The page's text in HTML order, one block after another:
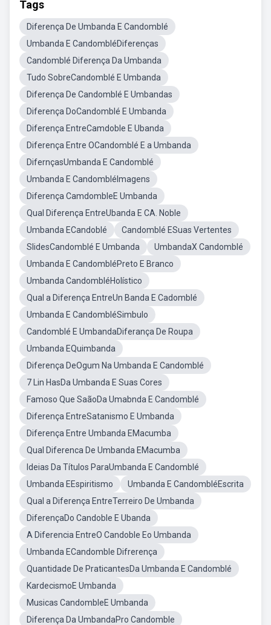
Tags
Diferença De Umbanda E Candomblé
Umbanda E CandombléDiferenças
Candomblé Diferença Da Umbanda
Tudo SobreCandomblé E Umbanda
Diferença De Candomblé E Umbandas
Diferença DoCandomblé E Umbanda
Diferença EntreCamdoble E Ubanda
Diferença Entre OCandomblé E a Umbanda
DifernçasUmbanda E Candomblé
Umbanda E CandombléImagens
Diferença CamdombleE Umbanda
Qual Diferença EntreUbanda E CA. Noble
Umbanda ECandoblé
Candomblé ESuas Vertentes
SlidesCandomblé E Umbanda
UmbandaX Candomblé
Umbanda E CandombléPreto E Branco
Umbanda CandombléHolístico
Qual a Diferença EntreUn Banda E Cadomblé
Umbanda E CandombléSimbulo
Candomblé E UmbandaDiferança De Roupa
Umbanda EQuimbanda
Diferença DeOgum Na Umbanda E Candomblé
7 Lin HasDa Umbanda E Suas Cores
Famoso Que SaãoDa Umabnda E Candomblé
Diferença EntreSatanismo E Umbanda
Diferença Entre Umbanda EMacumba
Qual Diferenca De Umbanda EMacumba
Ideias Da Títulos ParaUmbanda E Candomblé
Umbanda EEspiritismo
Umbanda E CandombléEscrita
Qual a Diferença EntreTerreiro De Umbanda
DiferençaDo Candoble E Ubanda
A Diferencia EntreO Candoble Eo Umbanda
Umbanda ECandomble Difrerença
Quantidade De PraticantesDa Umbanda E Candomblé
KardecismoE Umbanda
Musicas CandombleE Umbanda
Diferença Da UmbandaPro Candomble